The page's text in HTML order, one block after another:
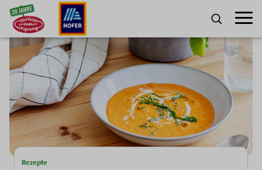
Zum Inhalt
SUCHE
Rezepte